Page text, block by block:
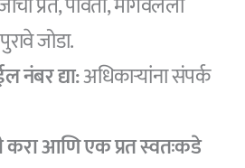
जोडा.
नंबर द्या:अधिकाऱ्यांना संपर्क
करा आणि एक प्रत स्वतःकडे